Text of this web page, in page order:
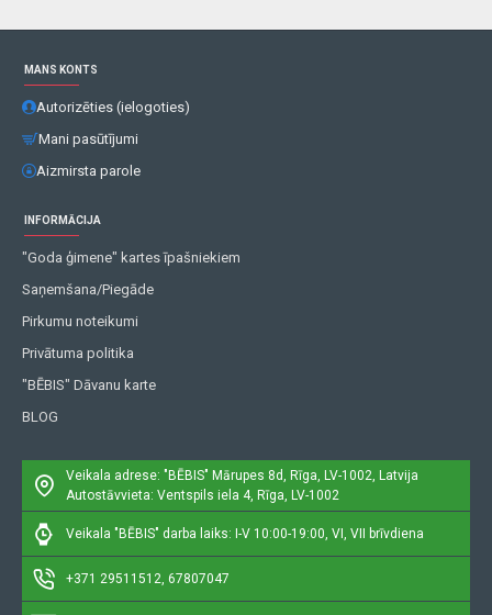
MANS KONTS
Autorizēties (ielogoties)
Mani pasūtījumi
Aizmirsta parole
INFORMĀCIJA
"Goda ģimene" kartes īpašniekiem
Saņemšana/Piegāde
Pirkumu noteikumi
Privātuma politika
"BĒBIS" Dāvanu karte
BLOG
Veikala adrese: "BĒBIS" Mārupes 8d, Rīga, LV-1002, Latvija
Autostāvvieta: Ventspils iela 4, Rīga, LV-1002
Veikala "BĒBIS" darba laiks: I-V 10:00-19:00, VI, VII brīvdiena
+371 29511512, 67807047